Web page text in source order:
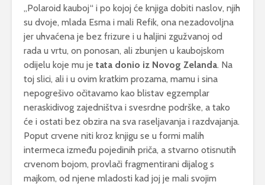
„Polaroid kauboj“ i po kojoj će knjiga dobiti naslov, njih
su dvoje, mlada Esma i mali Refik, ona nezadovoljna
jer uhvaćena je bez frizure i u haljini zgužvanoj od
rada u vrtu, on ponosan, ali zbunjen u kaubojskom
odijelu koje mu je tata donio iz Novog Zelanda. Na
toj slici, ali i u ovim kratkim prozama, mamu i sina
nepogrešivo očitavamo kao blistav egzemplar
neraskidivog zajedništva i svesrdne podrške, a tako
će i ostati bez obzira na sva raseljavanja i razdvajanja.
Poput crvene niti kroz knjigu se u formi malih
intermeca između pojedinih priča, a stvarno otisnutih
crvenom bojom, provlači fragmentirani dijalog s
majkom, od njene mladosti kad joj je mali svojim